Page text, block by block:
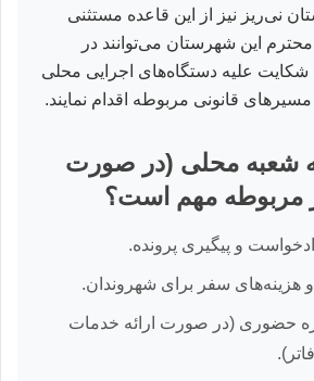
نی‌ریز نیز از این قاعده مستثنی
این شهرستان می‌توانند در
علیه دستگاه‌های اجرایی محلی
قانونی مربوطه اقدام نمایند.
شعبه محلی (در صورت
مربوطه مهم است؟
و پیگیری پرونده.
سفر برای شهروندان.
حضوری (در صورت ارائه خدمات